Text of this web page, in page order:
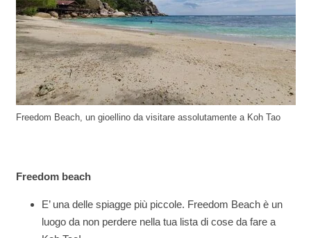
Freedom Beach, un gioellino da visitare assolutamente a Koh Tao
Freedom beach
E’ una delle spiagge più piccole. Freedom Beach è un
luogo da non perdere nella tua lista di cose da fare a